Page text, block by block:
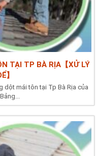
TẠI TP BÀ RỊA【XỬ LÝ
】
dột mái tôn tại Tp Bà Rịa của